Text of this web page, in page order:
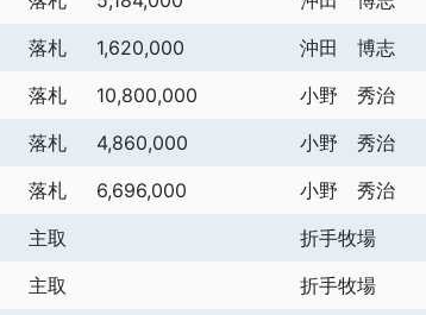
落札 1,620,000
沖田 博志
落札 10,800,000
小野 秀治
落札 4,860,000
小野 秀治
落札 6,696,000
小野 秀治
主取
折手牧場
主取
折手牧場